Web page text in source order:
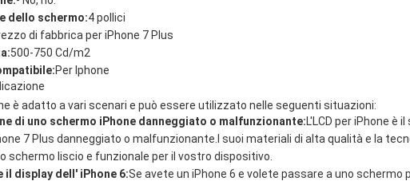
dello schermo:4 pollici
di fabbrica per iPhone 7 Plus
500-750 Cd/m2
Per Iphone
è adatto a vari scenari e può essere utilizzato nelle seguenti situazioni:
di uno schermo iPhone danneggiato o malfunzionante:L'LCD per iPhone è
7 Plus danneggiato o malfunzionante.I suoi materiali di alta qualità e la
schermo liscio e funzionale per il vostro dispositivo.
il display dell' iPhone 6:Se avete un iPhone 6 e volete passare a uno schermo